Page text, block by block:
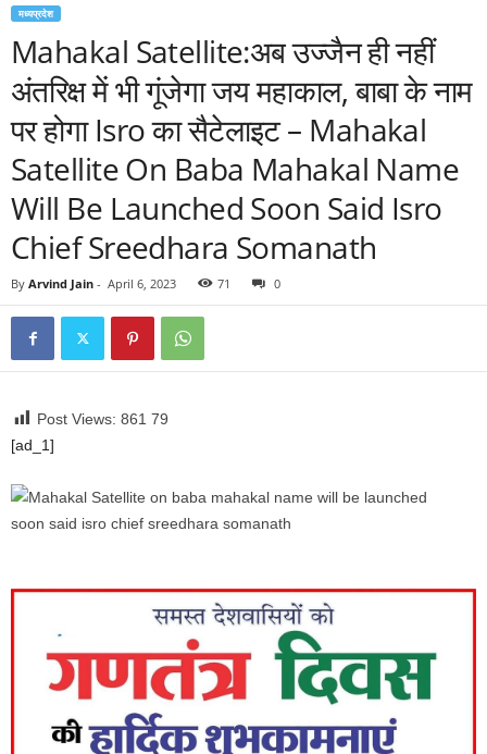
मध्यप्रदेश
Mahakal Satellite:अब उज्जैन ही नहीं
अंतरिक्ष में भी गूंजेगा जय महाकाल, बाबा के नाम
पर होगा Isro का सैटेलाइट – Mahakal
Satellite On Baba Mahakal Name
Will Be Launched Soon Said Isro
Chief Sreedhara Somanath
By Arvind Jain - April 6, 2023 71 0
Post Views: 861 79
[ad_1]